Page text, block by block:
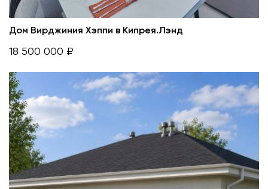
Дом Вирджиния Хэппи в Кипрея.Лэнд
18 500 000 ₽